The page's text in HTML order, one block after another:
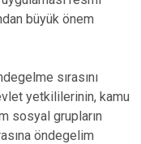
büyük önem
sırasını
yetkililerinin, kamu
sosyal grupların
öndegelim